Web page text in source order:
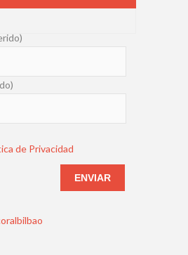
de Privacidad